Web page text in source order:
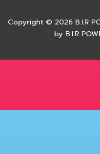
Copyright © 2026 B.I.R
by B.I.R